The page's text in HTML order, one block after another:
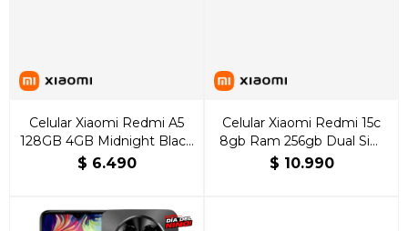
Celular Xiaomi Redmi A5
128GB 4GB Midnight Black
Dual Sim
$ 6.490
Celular Xiaomi Redmi 15c
8gb Ram 256gb Dual Sim
Camara 50mp
$ 10.990